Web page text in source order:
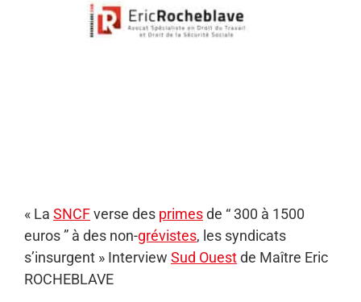
« La SNCFverse des primesde “ 300 à 1500
euros ” à des non-grévistes, les syndicats
s’insurgent » Interview Sud Ouestde Maître Eric
ROCHEBLAVE